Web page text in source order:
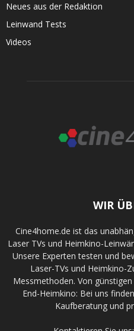
Neues aus der Redaktion
Leinwand Tests
Videos
WIR
Cine4home.de ist das
Laser TVs und Heimkino-
Unsere Experten testen und
Laser-TVs und Heimkino-
Messmethoden. Von
End-Heimkino: Bei uns
Kaufberatung und